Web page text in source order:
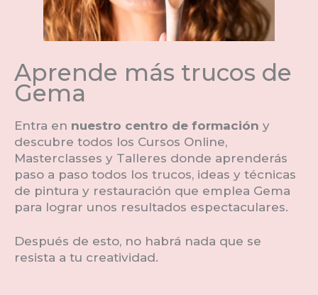
Aprende más trucos de
Gema
Entra en nuestro centro de formación y
descubre todos los Cursos Online,
Masterclasses y Talleres donde aprenderás
paso a paso todos los trucos, ideas y técnicas
de pintura y restauración que emplea Gema
para lograr unos resultados espectaculares.
Después de esto, no habrá nada que se
resista a tu creatividad.